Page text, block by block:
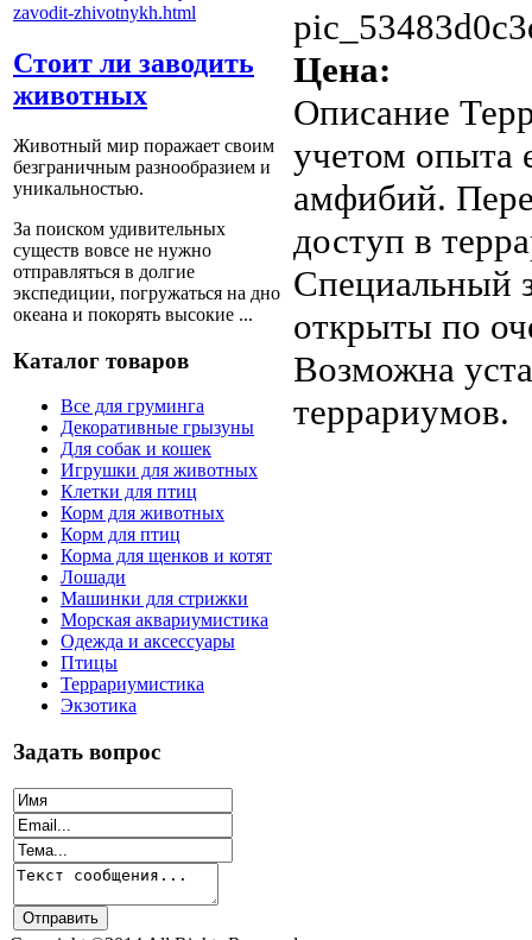
Стоит ли заводить
животных
Животный мир поражает своим
безграничным разнообразием и
уникальностью.
За поиском удивительных
существ вовсе не нужно
отправляться в долгие
экспедиции, погружаться на дно
океана и покорять высокие ...
Каталог товаров
Все для груминга
Декоративные грызуны
Для собак и кошек
Игрушки для животных
Клетки для птиц
Корм для животных
Корм для птиц
Корма для щенков и котят
Лошади
Машинки для стрижки
Морская аквариумистика
Одежда и аксессуары
Птицы
Террариумистика
Экзотика
Задать вопрос
Цена:
Описание
учетом опыта
амфибий.
доступ в
Специальный
открыты по
Возможна
террариумов.